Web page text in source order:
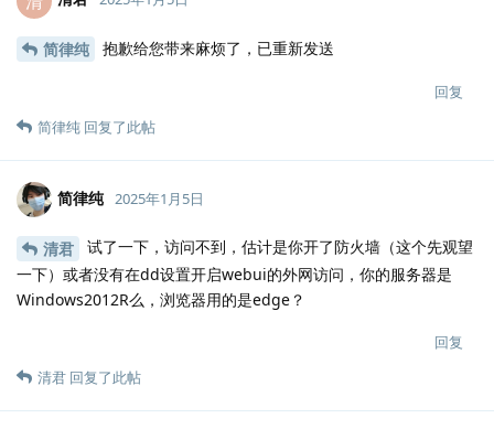
简律纯 抱歉给您带来麻烦了，已重新发送
回复
简律纯 回复了此帖
简律纯 2025年1月5日
清君
试了一下，访问不到，估计是你开了防火墙（这个先观望
一下）或者没有在dd设置开启webui的外网访问，你的服务器是
Windows2012R么，浏览器用的是edge？
回复
清君 回复了此帖